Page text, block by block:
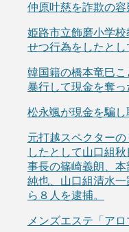
仲原叶慈を詐欺の容
姫路市立飾磨小学
せつ行為をしたとし
韓国籍の橋本竜巳
暴行して現金を奪っ
松永颯が現金を騙し
元打越スペクター
したとして山口組
事長の篠崎義朗、
純也、山口組清水
ら８人を逮捕。
メンズエステ「アロ